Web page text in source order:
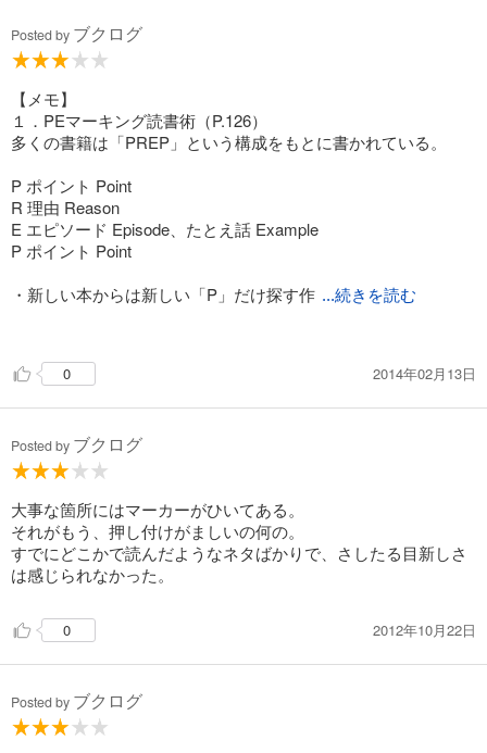
・プレゼントを記録しておく。プレゼントされたときは、お礼
1、プレゼントを頂いたとき
2、その日の別れ際
3、翌日
Posted by ブクログ
【メモ】
１．PEマーキング読書術（P.126）
多くの書籍は「PREP」という構成をもとに書かれている。
P ポイント Point
R 理由 Reason
E エピソード Episode、たとえ話 Example
P ポイント Point
・新しい本からは新しい「P」だけ探す作 ...続きを読む
・ポイントとは原理原則のこと。新刊にはあっても1〜2カ所。
0 2014年02月13日
Posted by ブクログ
大事な箇所にはマーカーがひいてある。
それがもう、押し付けがましいの何の。
すでにどこかで読んだようなネタばかりで、さしたる目新しさ
は感じられなかった。
0 2012年10月22日
Posted by ブクログ